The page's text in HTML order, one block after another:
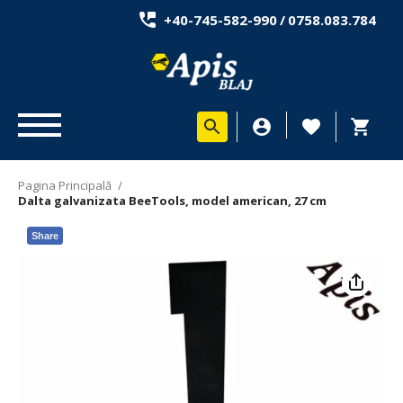
+40-745-582-990/ 0758.083.784
Pagina Principală /
Dalta galvanizata BeeTools, model american, 27 cm
Share